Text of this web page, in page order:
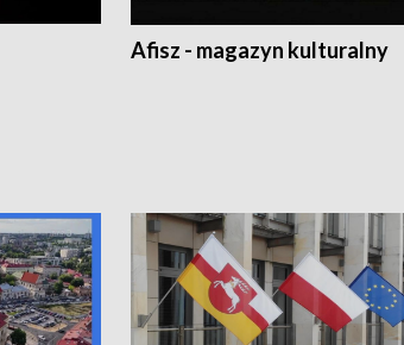
Afisz - magazyn kulturalny